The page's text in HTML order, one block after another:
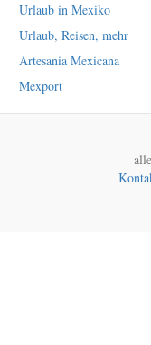
Urlaub in Mexiko
Urlaub, Reisen, mehr
Artesania Mexicana
Mexport